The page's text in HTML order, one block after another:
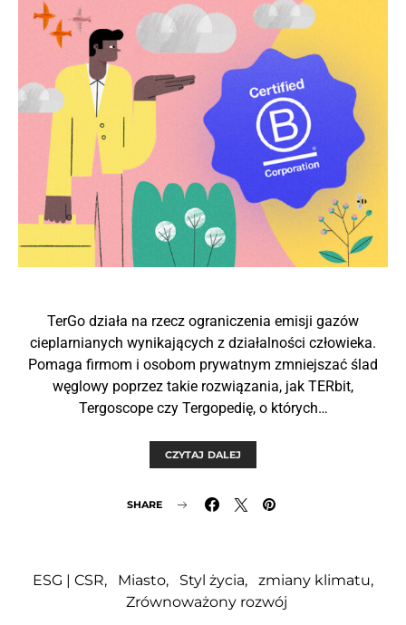
TerGo działa na rzecz ograniczenia emisji gazów
cieplarnianych wynikających z działalności człowieka.
Pomaga firmom i osobom prywatnym zmniejszać ślad
węglowy poprzez takie rozwiązania, jak TERbit,
Tergoscope czy Tergopedię, o których…
CZYTAJ DALEJ
SHARE
ESG | CSR Miasto Styl życia
zmiany klimatu
Zrównoważony rozwój